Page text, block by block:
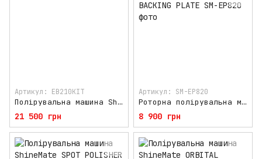
Артикул: EB210KIT
Полірувальна машина ShineMate CORDLESS SM-EB210KIT
21 500 грн
Артикул: SM-EP820
Роторна полірувальна машина ShineMate ROTARY POLISHER, WITH 5" BACKING PLATE
8 900 грн